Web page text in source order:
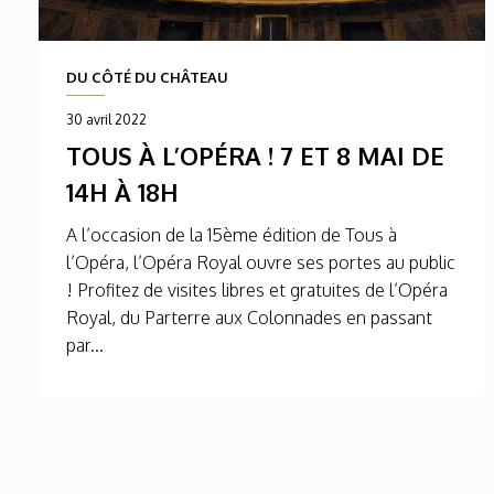
DU CÔTÉ DU CHÂTEAU
30 avril 2022
TOUS À L’OPÉRA ! 7 ET 8 MAI DE
14H À 18H
A l’occasion de la 15ème édition de Tous à
l’Opéra, l’Opéra Royal ouvre ses portes au public
! Profitez de visites libres et gratuites de l’Opéra
Royal, du Parterre aux Colonnades en passant
par...